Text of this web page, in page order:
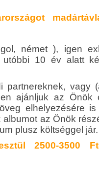
német ), igen
10 év alatt
vagy
ajánljuk az
elhelyezésére is
az Önök
plusz költséggel jár.
2500-3500